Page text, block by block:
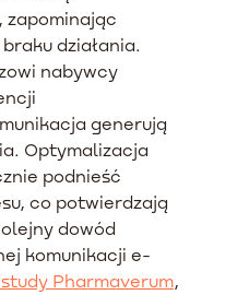
zapominając
działania.
nabywcy
generują
Optymalizacja
podnieść
co potwierdzają
dowód
komunikacji e-
Pharmaverum,